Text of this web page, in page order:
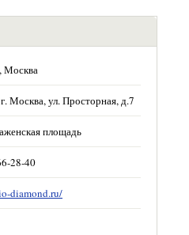
Москва
Москва, ул. Просторная, д.7
площадь
28-40
diamond.ru/